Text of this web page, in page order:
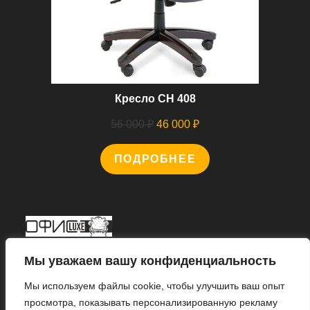
Мы уважаем вашу конфиденциальность
Мы используем файлы cookie, чтобы улучшить ваш опыт
просмотра, показывать персонализированную рекламу
Кресло CH 408
56 000₽ Первоначальная
цена
составляла
46 000 ₽Текущая
46
ПОДРОБНЕЕ